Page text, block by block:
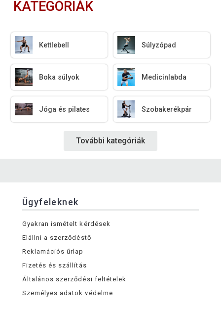
KATEGÓRIÁK
Kettlebell Súlyzópad
Boka súlyok Medicinlabda
Jóga és pilates Szobakerékpár
További kategóriák
Ügyfeleknek
Gyakran ismételt kérdések
Elállni a szerződéstő
Reklamációs űrlap
Fizetés és szállítás
Általános szerződési feltételek
Személyes adatok védelme